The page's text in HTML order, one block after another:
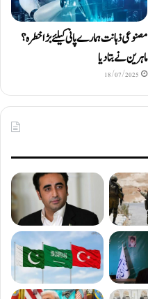
مصنوعی ذہانت ہمارے پانی کیلئے بڑا خطرہ؟
ماہرین نے بتا دیا
18/07/2025